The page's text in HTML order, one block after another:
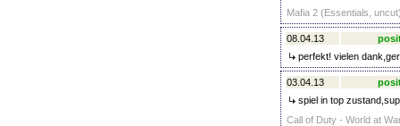
Mafia 2 (Essentials,
08.04.13
perfekt! vielen
03.04.13
spiel in top
Call of Duty - World at